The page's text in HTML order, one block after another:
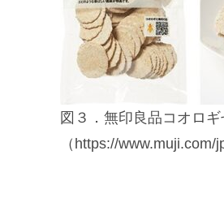
図３．無印良品コオロ
（https://